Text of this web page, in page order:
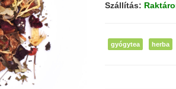
Szállítás:
gyógytea herba